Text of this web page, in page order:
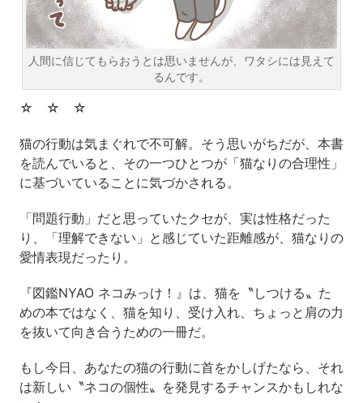
人間に信じてもらおうとは思いませんが、ワタシには見えて
るんです。
☆ ☆ ☆
猫の行動は気まぐれで不可解。そう思いがちだが、本書
を読んでいると、その一つひとつが「猫なりの合理性」
に基づいていることに気づかされる。
「問題行動」だと思っていたクセが、実は性格だった
り、「理解できない」と感じていた距離感が、猫なりの
愛情表現だったり。
『図鑑NYAO ネコみっけ！』は、猫を〝しつける〟た
めの本ではなく、猫を知り、受け入れ、ちょっと肩の力
を抜いて向き合うための一冊だ。
もし今日、あなたの猫の行動に首をかしげたなら、それ
は新しい〝ネコの個性〟を発見するチャンスかもしれな